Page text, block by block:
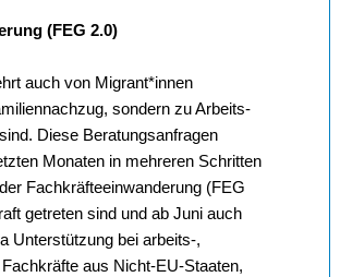
(FEG 2.0)
auch von Migrant*innen
sondern zu Arbeits-
Diese Beratungsanfragen
Monaten in mehreren Schritten
Fachkräfteeinwanderung (FEG
getreten sind und ab Juni auch
Unterstützung bei arbeits-,
aus Nicht-EU-Staaten,